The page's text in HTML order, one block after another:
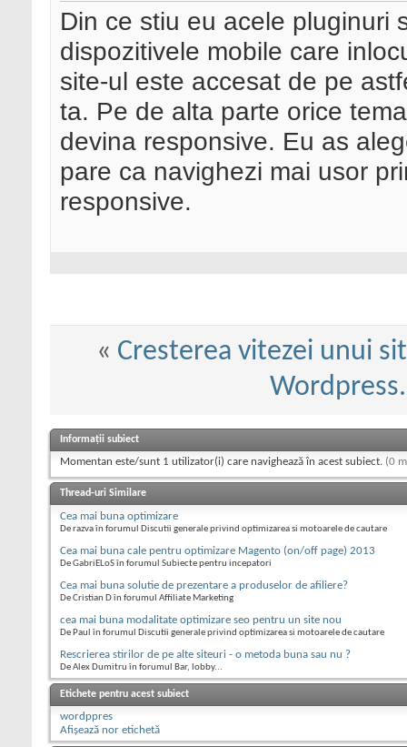
Din ce stiu eu acele pluginuri
dispozitivele mobile care
site-ul este accesat de pe
ta. Pe de alta parte orice
devina responsive. Eu as
pare ca navighezi mai usor
responsive.
« Cresterea vitezei unui
Informații subiect
Momentan este/sunt 1 utilizator(i) care navighează în acest subiect. (0
Thread-uri Similare
Cea mai buna optimizare
De razva în forumul Discutii generale privind optimizarea si motoarele de cautare
Cea mai buna cale pentru optimizare Magento (on/off page) 2013
De GabriELoS în forumul Subiecte pentru incepatori
Cea mai buna solutie de prezentare a produselor de afiliere?
De Cristian D în forumul Affiliate Marketing
cea mai buna modalitate optimizare seo pentru un site nou
De Paul în forumul Discutii generale privind optimizarea si motoarele de cautare
Rescrierea stirilor de pe alte siteuri - o metoda buna sau nu ?
De Alex Dumitru în forumul Bar, lobby...
Etichete pentru acest subiect
wordppres
Afișează nor etichetă